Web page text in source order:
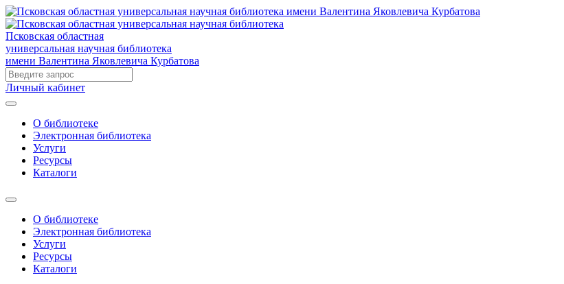
Псковская областная
универсальная научная библиотека
имени Валентина Яковлевича Курбатова
Личный кабинет
О библиотеке
Электронная библиотека
Услуги
Ресурсы
Каталоги
О библиотеке
Электронная библиотека
Услуги
Ресурсы
Каталоги